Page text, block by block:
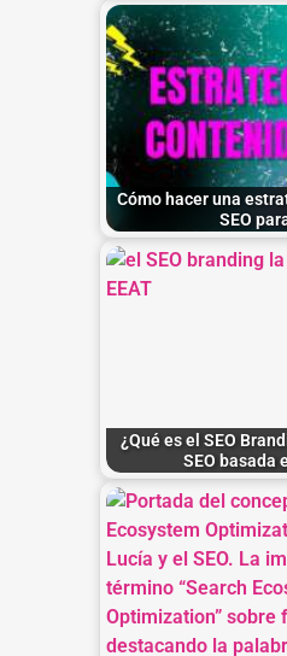
Cómo hacer una
SEO
¿Qué es el SEO
SEO basada